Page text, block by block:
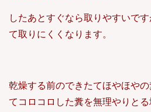
したあとすぐなら取りやすいで
て取りにくくなります。
乾燥する前のできたてほやほや
てコロコロした糞を無理やりと